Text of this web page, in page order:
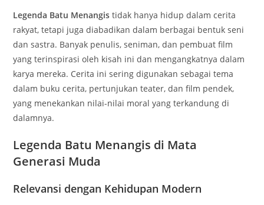
Legenda Batu Menangis tidak hanya hidup dalam cerita
rakyat, tetapi juga diabadikan dalam berbagai bentuk seni
dan sastra. Banyak penulis, seniman, dan pembuat film
yang terinspirasi oleh kisah ini dan mengangkatnya dalam
karya mereka. Cerita ini sering digunakan sebagai tema
dalam buku cerita, pertunjukan teater, dan film pendek,
yang menekankan nilai-nilai moral yang terkandung di
dalamnya.
Legenda Batu Menangis di Mata
Generasi Muda
Relevansi dengan Kehidupan Modern